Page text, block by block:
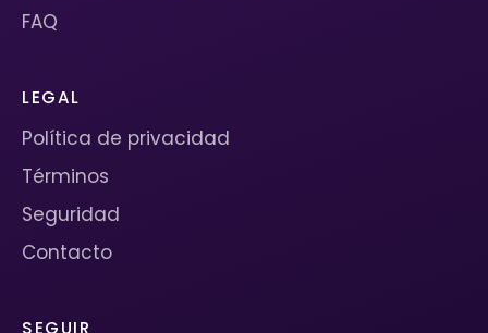
FAQ
LEGAL
Política de privacidad
Términos
Seguridad
Contacto